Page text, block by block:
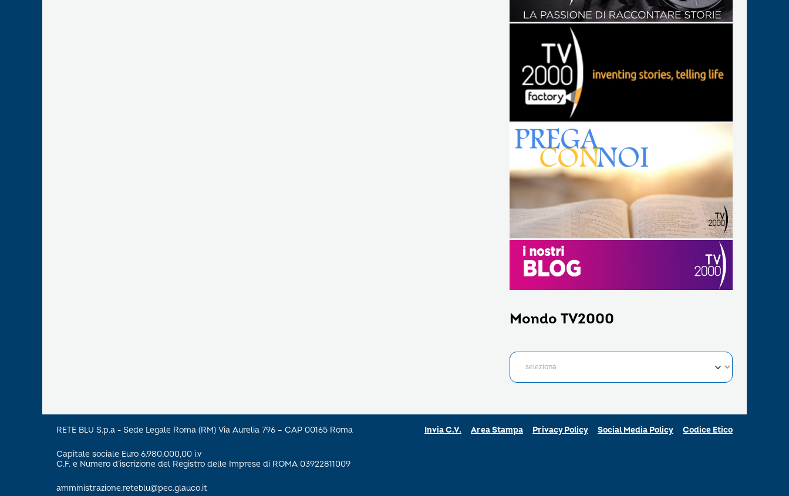
Mondo TV2000
RETE BLU S.p.a - Sede Legale Roma (RM) Via Aurelia 796 – CAP 00165 Roma
Capitale sociale Euro 6.980.000,00 i.v
C.F. e Numero d’iscrizione del Registro delle Imprese di ROMA 03922811009
amministrazione.reteblu@pec.glauco.it
Invia C.V. Area Stampa Privacy Policy Social Media Policy Codice Etico